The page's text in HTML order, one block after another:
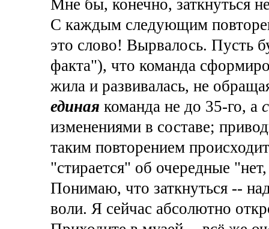
Мне бы, конечно, заткнуться
С каждым следующим
это слово! Вырвалось. Пусть
факта"), что команда
жила и развивалась, не
единая команда не до 35-го, а
изменениями в составе;
таким повторением
"стирается" об очередные
Понимаю, что заткнуться --
воли. Я сейчас абсолютно